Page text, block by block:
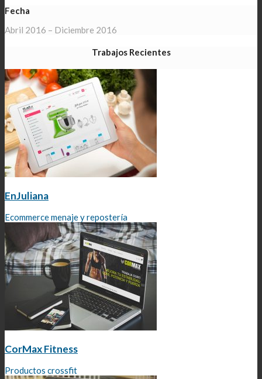
Fecha
Abril 2016 – Diciembre 2016
Trabajos Recientes
EnJuliana
Ecommerce menaje y repostería
CorMax Fitness
Productos crossfit